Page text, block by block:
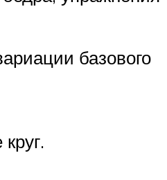
базового